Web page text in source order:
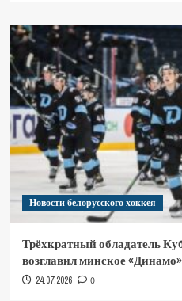
Новости белорусского хоккея
Трёхкратный обладатель
возглавил минское «Динамо»
24.07.2026 0